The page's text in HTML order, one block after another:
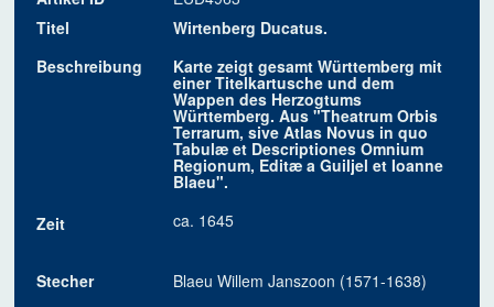
Titel
Wirtenberg Ducatus.
Beschreibung
Karte zeigt gesamt Württemberg mit
einer Titelkartusche und dem
Wappen des Herzogtums
Württemberg. Aus "Theatrum Orbis
Terrarum, sive Atlas Novus in quo
Tabulæ et Descriptiones Omnium
Regionum, Editæ a Guiljel et Ioanne
Blaeu".
Zeit
ca. 1645
Stecher
Blaeu Willem Janszoon (1571-1638)